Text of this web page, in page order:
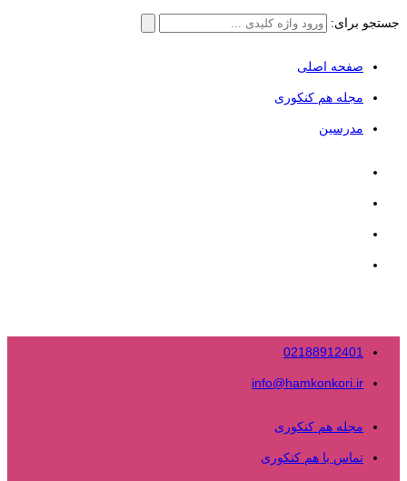
جستجو برای:
صفحه اصلی
مجله هم کنکوری
مدرسین
02188912401
info@hamkonkori.ir
مجله هم کنکوری
تماس با هم کنکوری